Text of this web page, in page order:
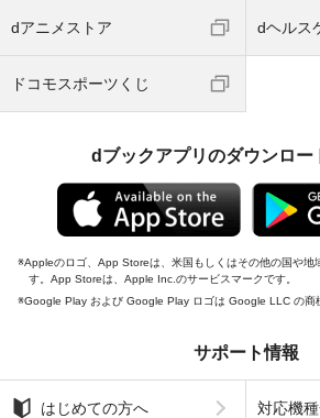
dアニメストア dヘルス
ドコモスポーツくじ
dブックアプリのダウンロー
Appleのロゴ、App Storeは、米国もしくはその他の国や地
す。App Storeは、Apple Inc.のサービスマークです。
Google Play および Google Play ロゴは Google LLC の商
サポート情報
はじめての方へ 対応機